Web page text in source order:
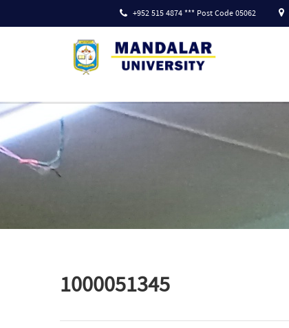
+952 515 4874 *** Post Code 05062
1000051345